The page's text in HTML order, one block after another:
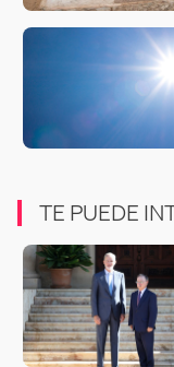
TE PUEDE